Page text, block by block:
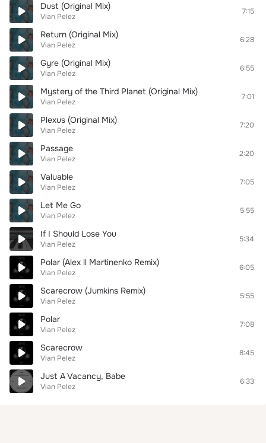
Dust (Original Mix)
Vian Pelez
7:15
Return (Original Mix)
Vian Pelez
6:28
Gyre (Original Mix)
Vian Pelez
6:55
Mystery of the Third Planet (Original Mix)
Vian Pelez
7:01
Plexus (Original Mix)
Vian Pelez
7:20
Passage
Vian Pelez
2:20
Valuable
Vian Pelez
7:05
Let Me Go
Vian Pelez
5:55
If I Should Lose You
Vian Pelez
5:34
Polar (Alex ll Martinenko Remix)
Vian Pelez
6:05
Scarecrow (Jumkins Remix)
Vian Pelez
5:55
Polar
Vian Pelez
7:08
Scarecrow
Vian Pelez
8:45
Just A Vacancy, Babe
Vian Pelez
6:33